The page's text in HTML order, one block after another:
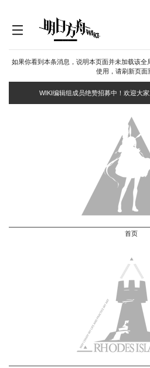
如果你看到本条消息，说明本页面并未加载该
使用，请刷新页面
WIKI编辑组成员绝赞招募中！欢迎大家
首页